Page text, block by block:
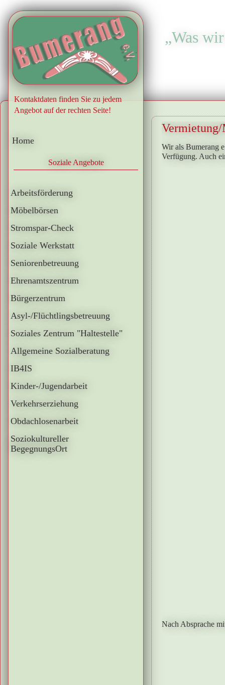
„Was
.
Kontaktdaten finden Sie zu jedem
Angebot auf der rechten Seite!
Home
Soziale Angebote
Arbeitsförderung
Möbelbörsen
Stromspar-Check
Soziale Werkstatt
Seniorenbetreuung
Ehrenamtszentrum
Bürgerzentrum
Asyl-/Flüchtlingsbetreuung
Soziales Zentrum "Haltestelle"
Allgemeine Sozialberatung
IB4IS
Kinder-/Jugendarbeit
Verkehrserziehung
Obdachlosenarbeit
Soziokultureller
BegegnungsOrt
Wir als Bumerang
Verfügung. Auch
Nach Absprache